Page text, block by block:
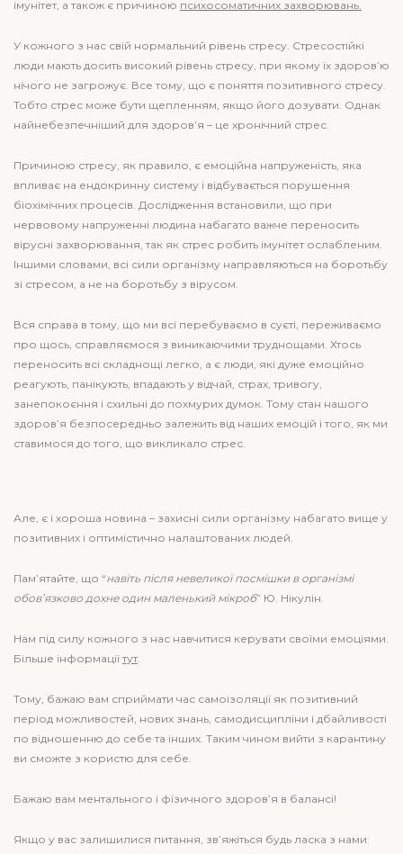
імунітет, а також є причиною психосоматичних захворювань.
У кожного з нас свій нормальний рівень стресу. Стресостійкі
люди мають досить високий рівень стресу, при якому їх здоров’ю
нічого не загрожує. Все тому, що є поняття позитивного стресу.
Тобто стрес може бути щепленням, якщо його дозувати. Однак
найнебезпечніший для здоров’я – це хронічний стрес.
Причиною стресу, як правило, є емоційна напруженість, яка
впливає на ендокринну систему і відбувається порушення
біохімічних процесів. Дослідження встановили, що при
нервовому напруженні людина набагато важче переносить
вірусні захворювання, так як стрес робить імунітет ослабленим.
Іншими словами, всі сили організму направляються на боротьбу
зі стресом, а не на боротьбу з вірусом.
Вся справа в тому, що ми всі перебуваємо в суєті, переживаємо
про щось, справляємося з виникаючими труднощами. Хтось
переносить всі складнощі легко, а є люди, які дуже емоційно
реагують, панікують, впадають у відчай, страх, тривогу,
занепокоєння і схильні до похмурих думок. Тому стан нашого
здоров’я безпосередньо залежить від наших емоцій і того, як ми
ставимося до того, що викликало стрес.
Але, є і хороша новина – захисні сили організму набагато вище у
позитивних і оптимістично налаштованих людей.
Пам’ятайте, що “навіть після невеликої посмішки в організмі
обов’язково дохне один маленький мікроб” Ю. Нікулін.
Нам під силу кожного з нас навчитися керувати своїми емоціями.
Більше інформаціїтут.
Тому, бажаю вам сприймати час самоізоляції як позитивний
період можливостей, нових знань, самодисципліни і дбайливості
по відношенню до себе та інших. Таким чином вийти з карантину
ви сможте з користю для себе.
Бажаю вам ментального і фізичного здоров’я в балансі!
Якщо у вас залишилися питання, зв’яжіться будь ласка з нами: